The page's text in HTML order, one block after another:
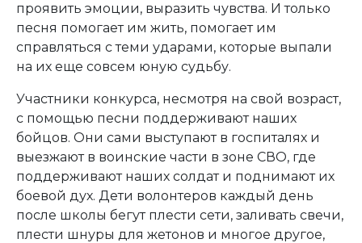
проявить эмоции, выразить чувства. И только
песня помогает им жить, помогает им
справляться с теми ударами, которые выпали
на их еще совсем юную судьбу.
Участники конкурса, несмотря на свой возраст,
с помощью песни поддерживают наших
бойцов. Они сами выступают в госпиталях и
выезжают в воинские части в зоне СВО, где
поддерживают наших солдат и поднимают их
боевой дух. Дети волонтеров каждый день
после школы бегут плести сети, заливать свечи,
плести шнуры для жетонов и многое другое,